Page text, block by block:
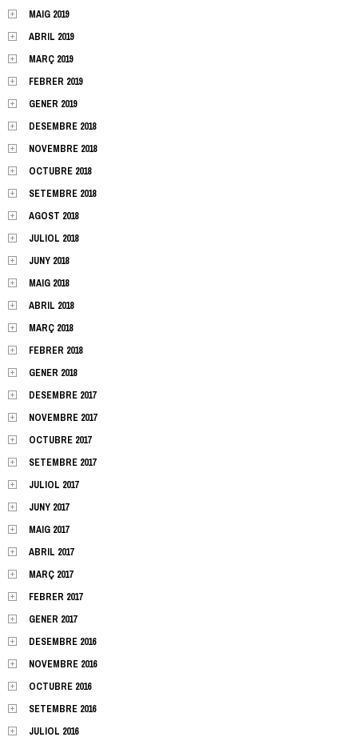
MAIG 2019
ABRIL 2019
MARÇ 2019
FEBRER 2019
GENER 2019
DESEMBRE 2018
NOVEMBRE 2018
OCTUBRE 2018
SETEMBRE 2018
AGOST 2018
JULIOL 2018
JUNY 2018
MAIG 2018
ABRIL 2018
MARÇ 2018
FEBRER 2018
GENER 2018
DESEMBRE 2017
NOVEMBRE 2017
OCTUBRE 2017
SETEMBRE 2017
JULIOL 2017
JUNY 2017
MAIG 2017
ABRIL 2017
MARÇ 2017
FEBRER 2017
GENER 2017
DESEMBRE 2016
NOVEMBRE 2016
OCTUBRE 2016
SETEMBRE 2016
JULIOL 2016